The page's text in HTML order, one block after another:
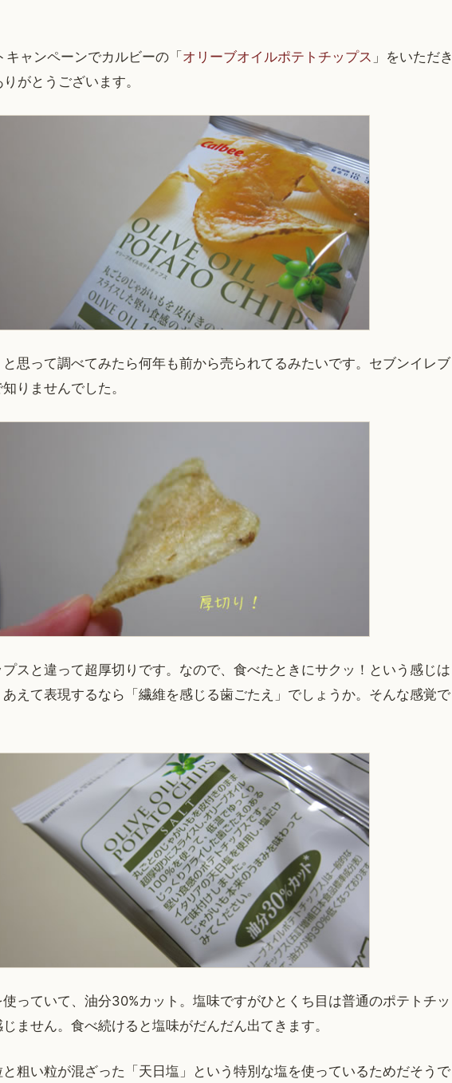
ャンペーンでカルビーの「 オリーブオイルポテトチップス 」をいただき
がとうございます。
思って調べてみたら何年も前から売られてるみたいです。セブンイレブ
りませんでした。
スと違って超厚切りです。なので、食べたときにサクッ！という感じは
えて表現するなら「繊維を感じる歯ごたえ」でしょうか。そんな感覚で
っていて、油分30%カット。塩味ですがひとくち目は普通のポテトチッ
ません。食べ続けると塩味がだんだん出てきます。
粗い粒が混ざった「天日塩」という特別な塩を使っているためだそうで